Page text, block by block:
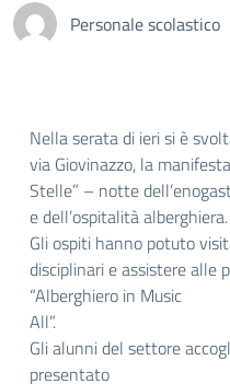
Personale scolastico
Nella serata di ieri si è
via Giovinazzo, la
Stelle” – notte
e dell’ospitalità alberghiera.
Gli ospiti hanno potuto
disciplinari e assistere alle
“Alberghiero in Music
All”.
Gli alunni del settore
presentato